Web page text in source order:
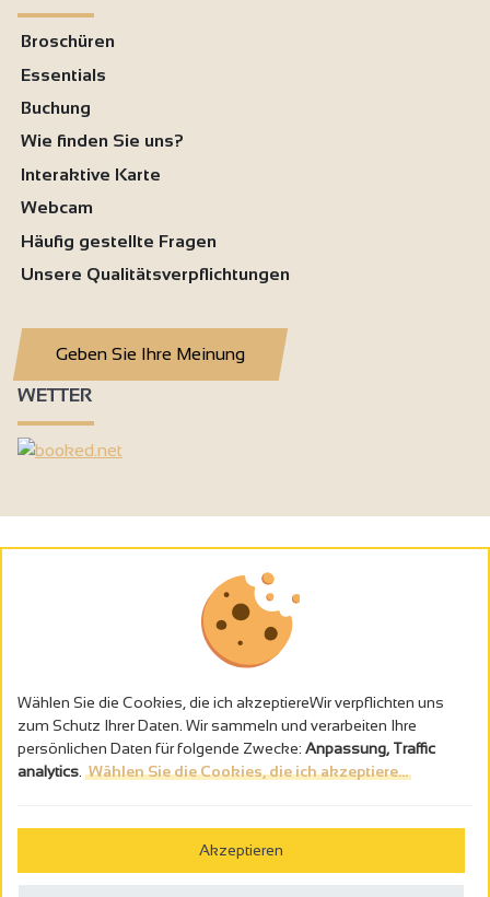
Broschüren
Essentials
Buchung
Wie finden Sie uns?
Interaktive Karte
Webcam
Häufig gestellte Fragen
Unsere Qualitätsverpflichtungen
Geben Sie Ihre Meinung
WETTER
Alkoholmissbrauch ist gefährlich für die Gesundheit - trinken Sie in
Wählen Sie die Cookies, die ich akzeptiereWir verpflichten uns
zum Schutz Ihrer Daten. Wir sammeln und verarbeiten Ihre
persönlichen Daten für folgende Zwecke: Anpassung, Traffic
analytics Wählen Sie die Cookies, die ich akzeptiere...
Akzeptieren